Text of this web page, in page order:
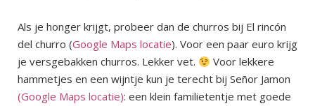
Als je honger krijgt, probeer dan de churros bij El rincón
del churro (Google Maps locatie). Voor een paar euro krijg
je versgebakken churros. Lekker vet.
Voor lekkere
hammetjes en een wijntje kun je terecht bij Señor Jamon
(Google Maps locatie): een klein familietentje met goede